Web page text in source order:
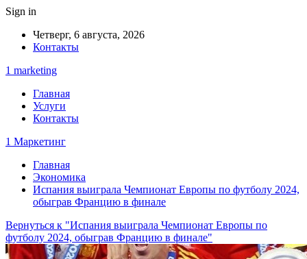
Sign in
Четверг, 6 августа, 2026
Контакты
1 marketing
Главная
Услуги
Контакты
1 Маркетинг
Главная
Экономика
Испания выиграла Чемпионат Европы по футболу 2024,
обыграв Францию в финале
Вернуться к "Испания выиграла Чемпионат Европы по
футболу 2024, обыграв Францию в финале"